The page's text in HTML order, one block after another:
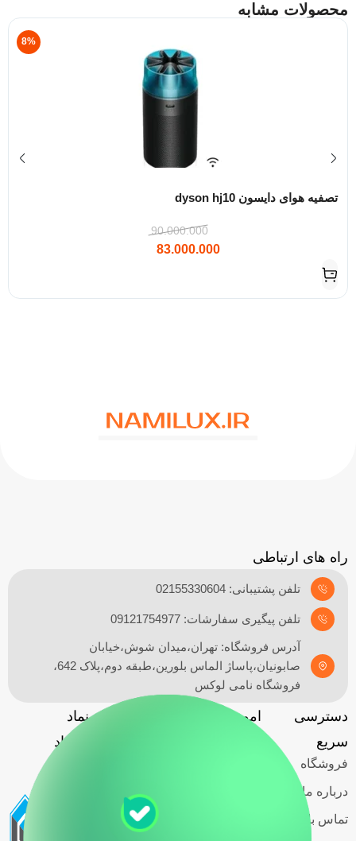
محصولات مشابه
8%
تصفیه هوای دایسون dyson hj10
90.000.000
83.000.000
راه های ارتباطی
تلفن پشتیبانی: 02155330604
تلفن پیگیری سفارشات: 09121754977
آدرس فروشگاه: تهران،میدان شوش،خیابان
صابونیان،پاساژ الماس بلورین،طبقه دوم،پلاک 642،
فروشگاه نامی لوکس
دسترسی
سریع
فروشگاه
درباره ما
تماس با ما
امور مشتریان
نماد
اعتماد